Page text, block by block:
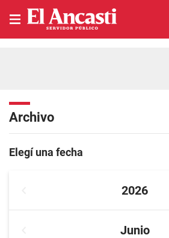
Archivo
Elegí una fecha
2026
Junio